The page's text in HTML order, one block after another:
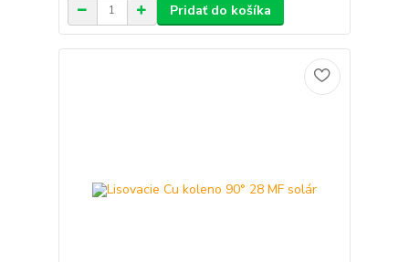
Pridať do košíka